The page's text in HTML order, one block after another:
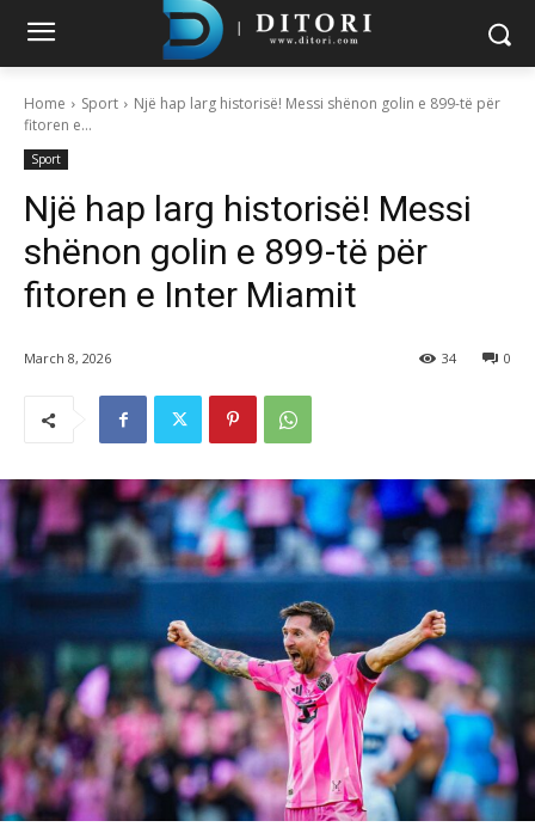
Home Sport
Një hap larg historisë! Messi shënon golin e 899-të për
fitoren e...
Sport
Një hap larg historisë! Messi
shënon golin e 899-të për
fitoren e Inter Miamit
March 8, 2026 0
34